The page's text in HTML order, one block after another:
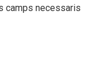
camps necessaris